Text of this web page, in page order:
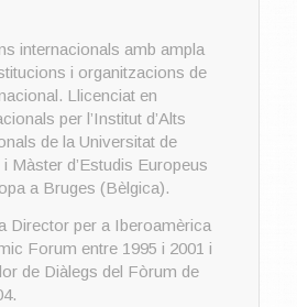
internacionals amb ampla
i organitzacions de
Llicenciat en
per l’Institut d’Alts
de la Universitat de
Màster d’Estudis Europeus
a Bruges (Bèlgica).
Director per a Iberoamèrica
Forum entre 1995 i 2001 i
de Diàlegs del Fòrum de